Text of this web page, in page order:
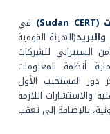
(Sudan CERT)
في
(الهيئة القومية
السيبراني للشركات
أنظمة المعلومات
دور المستجيب الأول
والاستشارات اللازمة
بالإضافة إلى تعقب